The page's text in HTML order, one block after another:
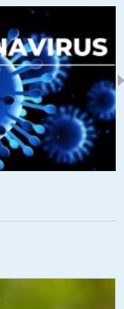
entretemps 8
pour tout et n’importe
et sans jamais voir ce
corporelles atteintes.
m’avait orienté au début
déclarée non compétente)
a fini par trouver
ce que personne
après le début du
je n’avais plus rien et
que les erreurs